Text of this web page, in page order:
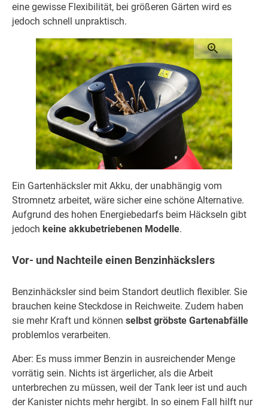
eine gewisse Flexibilität, bei größeren Gärten wird es
jedoch schnell unpraktisch.
Ein Gartenhäcksler mit Akku, der unabhängig vom
Stromnetz arbeitet, wäre sicher eine schöne Alternative.
Aufgrund des hohen Energiebedarfs beim Häckseln gibt
jedoch keine akkubetriebenen Modelle.
Vor- und Nachteile einen Benzinhäckslers
Benzinhäcksler sind beim Standort deutlich flexibler. Sie
brauchen keine Steckdose in Reichweite. Zudem haben
sie mehr Kraft und können selbst gröbste Gartenabfälle
problemlos verarbeiten.
Aber: Es muss immer Benzin in ausreichender Menge
vorrätig sein. Nichts ist ärgerlicher, als die Arbeit
unterbrechen zu müssen, weil der Tank leer ist und auch
der Kanister nichts mehr hergibt. In so einem Fall hilft nur